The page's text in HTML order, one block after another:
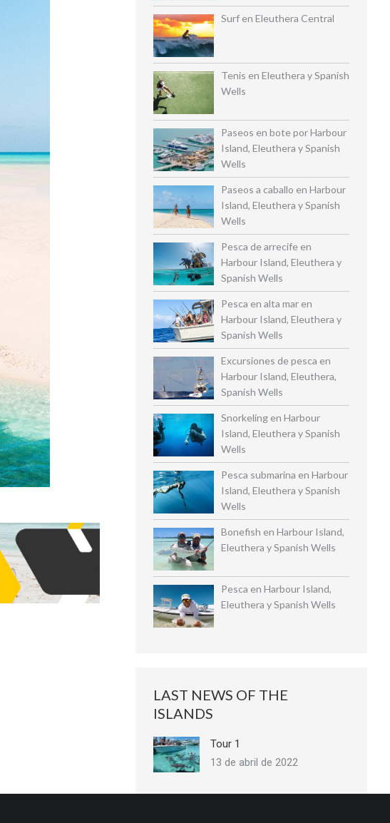
Surf en Eleuthera Central
Tenis en Eleuthera y Spanish
Wells
Paseos en bote por Harbour
Island, Eleuthera y Spanish
Wells
Paseos a caballo en Harbour
Island, Eleuthera y Spanish
Wells
Pesca de arrecife en
Harbour Island, Eleuthera y
Spanish Wells
Pesca en alta mar en
Harbour Island, Eleuthera y
Spanish Wells
Excursiones de pesca en
Harbour Island, Eleuthera,
Spanish Wells
Snorkeling en Harbour
Island, Eleuthera y Spanish
Wells
Pesca submarina en Harbour
Island, Eleuthera y Spanish
Wells
Bonefish en Harbour Island,
Eleuthera y Spanish Wells
Pesca en Harbour Island,
Eleuthera y Spanish Wells
LAST NEWS OF THE
ISLANDS
Tour 1
13 de abril de 2022